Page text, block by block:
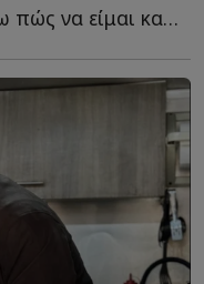
«Δεν θα πω ψέματα. Δεν ξέρω πώς να είμαι καλά και αν θ...